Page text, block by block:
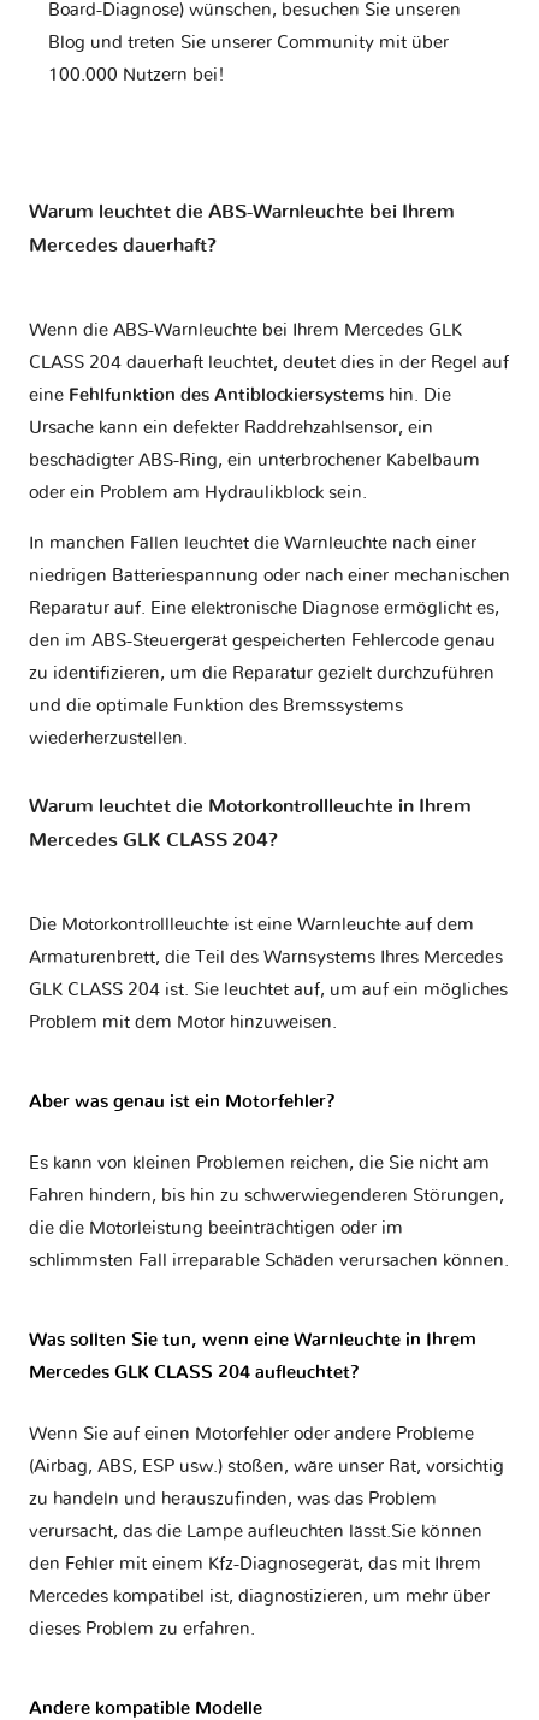
Board-Diagnose) wünschen, besuchen Sie unseren
Blog und treten Sie unserer Community mit über
100.000 Nutzern bei!
Warum leuchtet die ABS-Warnleuchte bei Ihrem
Mercedes dauerhaft?
Wenn die ABS-Warnleuchte bei Ihrem Mercedes GLK
CLASS 204 dauerhaft leuchtet, deutet dies in der Regel auf
eine Fehlfunktion des Antiblockiersystems hin. Die
Ursache kann ein defekter Raddrehzahlsensor, ein
beschädigter ABS-Ring, ein unterbrochener Kabelbaum
oder ein Problem am Hydraulikblock sein.
In manchen Fällen leuchtet die Warnleuchte nach einer
niedrigen Batteriespannung oder nach einer mechanischen
Reparatur auf. Eine elektronische Diagnose ermöglicht es,
den im ABS-Steuergerät gespeicherten Fehlercode genau
zu identifizieren, um die Reparatur gezielt durchzuführen
und die optimale Funktion des Bremssystems
wiederherzustellen.
Warum leuchtet die Motorkontrollleuchte in Ihrem
Mercedes GLK CLASS 204?
Die Motorkontrollleuchte ist eine Warnleuchte auf dem
Armaturenbrett, die Teil des Warnsystems Ihres Mercedes
GLK CLASS 204 ist. Sie leuchtet auf, um auf ein mögliches
Problem mit dem Motor hinzuweisen.
Aber was genau ist ein Motorfehler?
Es kann von kleinen Problemen reichen, die Sie nicht am
Fahren hindern, bis hin zu schwerwiegenderen Störungen,
die die Motorleistung beeinträchtigen oder im
schlimmsten Fall irreparable Schäden verursachen können.
Was sollten Sie tun, wenn eine Warnleuchte in Ihrem
Mercedes GLK CLASS 204 aufleuchtet?
Wenn Sie auf einen Motorfehler oder andere Probleme
(Airbag, ABS, ESP usw.) stoßen, wäre unser Rat, vorsichtig
zu handeln und herauszufinden, was das Problem
verursacht, das die Lampe aufleuchten lässt.Sie können
den Fehler mit einem Kfz-Diagnosegerät, das mit Ihrem
Mercedes kompatibel ist, diagnostizieren, um mehr über
dieses Problem zu erfahren.
Andere kompatible Modelle